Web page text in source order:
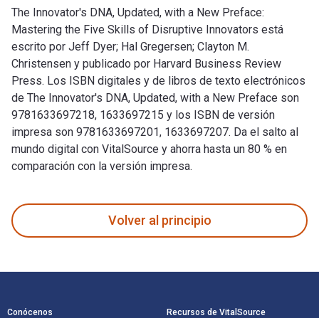
The Innovator's DNA, Updated, with a New Preface:
Mastering the Five Skills of Disruptive Innovators está
escrito por Jeff Dyer; Hal Gregersen; Clayton M.
Christensen y publicado por Harvard Business Review
Press. Los ISBN digitales y de libros de texto electrónicos
de The Innovator's DNA, Updated, with a New Preface son
9781633697218, 1633697215 y los ISBN de versión
impresa son 9781633697201, 1633697207. Da el salto al
mundo digital con VitalSource y ahorra hasta un 80 % en
comparación con la versión impresa.
Volver al principio
Conócenos Recursos de VitalSource